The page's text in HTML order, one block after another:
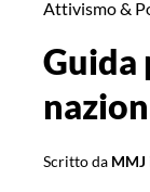
Attivismo &
Guida
Scritto da MMJ